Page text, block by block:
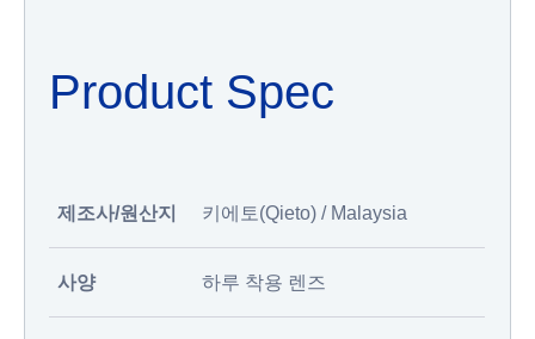
Product Spec
제조사/원산지 키에토(Qieto) / Malaysia
사양 하루 착용 렌즈